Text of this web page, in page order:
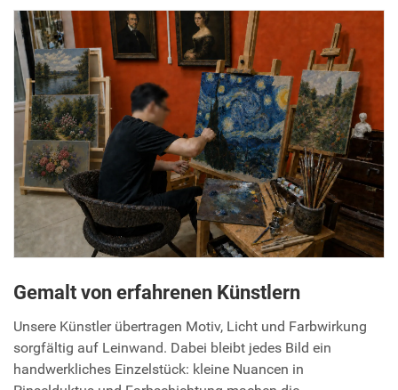
Gemalt von erfahrenen Künstlern
Unsere Künstler übertragen Motiv, Licht und Farbwirkung
sorgfältig auf Leinwand. Dabei bleibt jedes Bild ein
handwerkliches Einzelstück: kleine Nuancen in